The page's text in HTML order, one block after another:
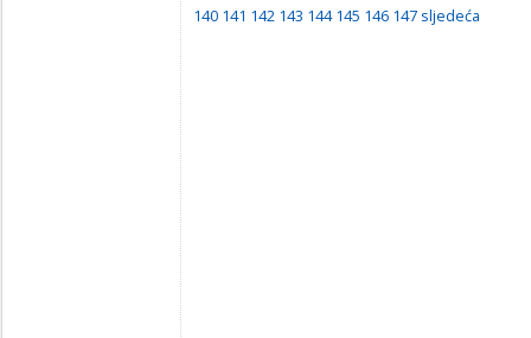
140 141 142 143 144 145 146 147 sljedeća